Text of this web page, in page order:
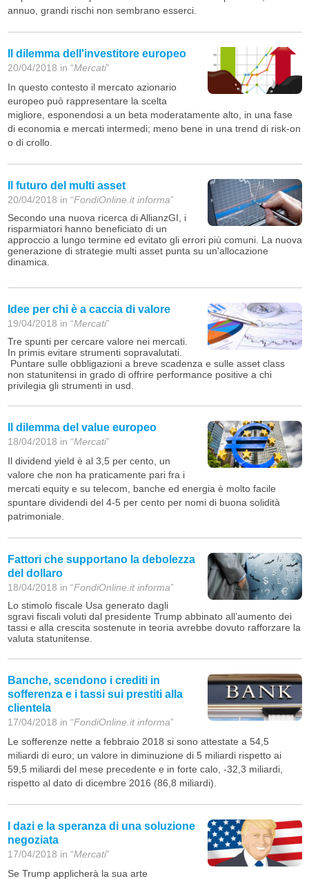
annuo, grandi rischi non sembrano esserci.
Il dilemma dell'investitore europeo
20/04/2018 in “Mercati”
In questo contesto il mercato azionario
europeo può rappresentare la scelta
migliore, esponendosi a un beta moderatamente alto, in una fase
di economia e mercati intermedi; meno bene in una trend di risk-on
o di crollo.
Il futuro del multi asset
20/04/2018 in “FondiOnline.it informa”
Secondo una nuova ricerca di AllianzGI, i
risparmiatori hanno beneficiato di un
approccio a lungo termine ed evitato gli errori più comuni. La nuova
generazione di strategie multi asset punta su un'allocazione
dinamica.
Idee per chi è a caccia di valore
19/04/2018 in “Mercati”
Tre spunti per cercare valore nei mercati.
In primis evitare strumenti sopravalutati.
Puntare sulle obbligazioni a breve scadenza e sulle asset class
non statunitensi in grado di offrire performance positive a chi
privilegia gli strumenti in usd.
Il dilemma del value europeo
18/04/2018 in “Mercati”
Il dividend yield è al 3,5 per cento, un
valore che non ha praticamente pari fra i
mercati equity e su telecom, banche ed energia è molto facile
spuntare dividendi del 4-5 per cento per nomi di buona solidità
patrimoniale.
Fattori che supportano la debolezza
del dollaro
18/04/2018 in “FondiOnline.it informa”
Lo stimolo fiscale Usa generato dagli
sgravi fiscali voluti dal presidente Trump abbinato all’aumento dei
tassi e alla crescita sostenute in teoria avrebbe dovuto rafforzare la
valuta statunitense.
Banche, scendono i crediti in
sofferenza e i tassi sui prestiti alla
clientela
17/04/2018 in “FondiOnline.it informa”
Le sofferenze nette a febbraio 2018 si sono attestate a 54,5
miliardi di euro; un valore in diminuzione di 5 miliardi rispetto ai
59,5 miliardi del mese precedente e in forte calo, -32,3 miliardi,
rispetto al dato di dicembre 2016 (86,8 miliardi).
I dazi e la speranza di una soluzione
negoziata
17/04/2018 in “Mercati”
Se Trump applicherà la sua arte